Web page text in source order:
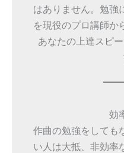
はありません。勉強
を現役のプロ講師か
あなたの上達スピ
効
作曲の勉強をしても
い人は大抵、非効率